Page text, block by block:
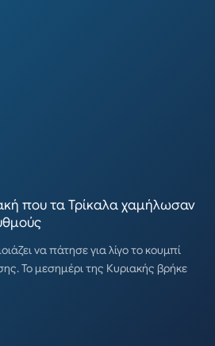
που τα Τρίκαλα χαμήλωσαν
να πάτησε για λίγο το κουμπί
Το μεσημέρι της Κυριακής βρήκε